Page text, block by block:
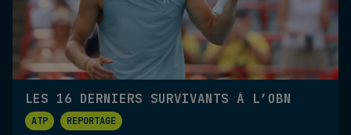
LES 16 DERNIERS SURVIVANTS À L’OBN
ATP REPORTAGE